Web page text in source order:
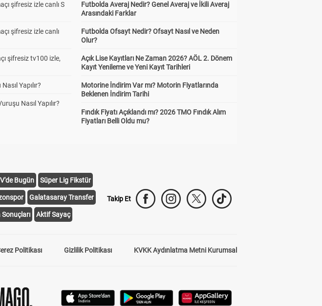
şifresiz izle canlı S
şifresiz izle canlı
şifresiz tv100 izle,
Yapılır?
Nasıl Yapılır?
Futbolda Averaj Nedir? Genel Averaj ve İkili Averaj
Arasındaki Farklar
Futbolda Ofsayt Nedir? Ofsayt Nasıl ve Neden
Olur?
Açık Lise Kayıtları Ne Zaman 2026? AÖL 2. Dönem
Kayıt Yenileme ve Yeni Kayıt Tarihleri
Motorine İndirim Var mı? Motorin Fiyatlarında
Beklenen İndirim Tarihi
Fındık Fiyatı Açıklandı mı? 2026 TMO Fındık Alım
Fiyatları Belli Oldu mu?
Bugün Süper Lig Fikstür
Galatasaray Transfer
Aktif Sayaç
Takip Et
Politikası Gizlilik Politikası KVKK Aydınlatma Metni Kurumsal